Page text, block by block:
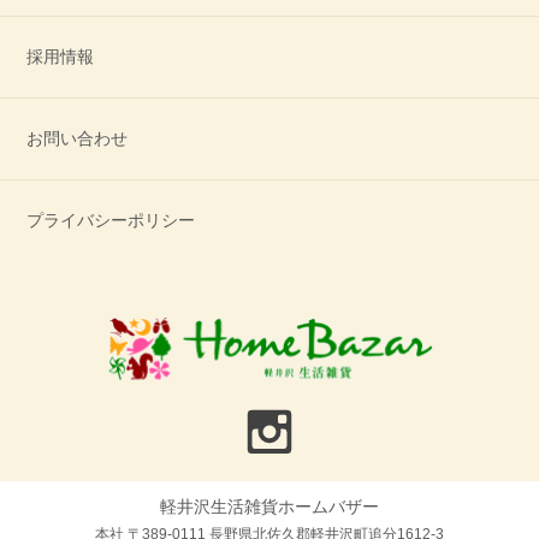
採用情報
お問い合わせ
プライバシーポリシー
軽井沢生活雑貨ホームバザー
本社 〒389-0111 長野県北佐久郡軽井沢町追分1612-3